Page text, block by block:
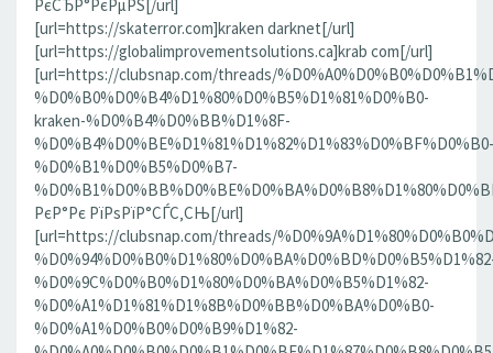
РєСЂР°РєРµРЅ[/url]
[url=https://skaterror.com]kraken darknet[/url]
[url=https://globalimprovementsolutions.ca]krab com[/url]
[url=https://clubsnap.com/threads/
%D0%B0%D0%B4%D1%80%D0%B5%D1%81%D0%B0-
kraken-%D0%B4%D0%BB%D1%8F-
%D0%B4%D0%BE%D1%81%D1%82%D1%83%D0%BF%D0%B0-
%D0%B1%D0%B5%D0%B7-
РєР°Рє РїРѕРїР°СЃС‚СЊ[/url]
[url=https://clubsnap.com/threads/
%D0%9C%D0%B0%D1%80%D0%BA%D0%B5%D1%82-
%D0%A1%D1%81%D1%8B%D0%BB%D0%BA%D0%B0-
%D0%A1%D0%B0%D0%B9%D1%82-